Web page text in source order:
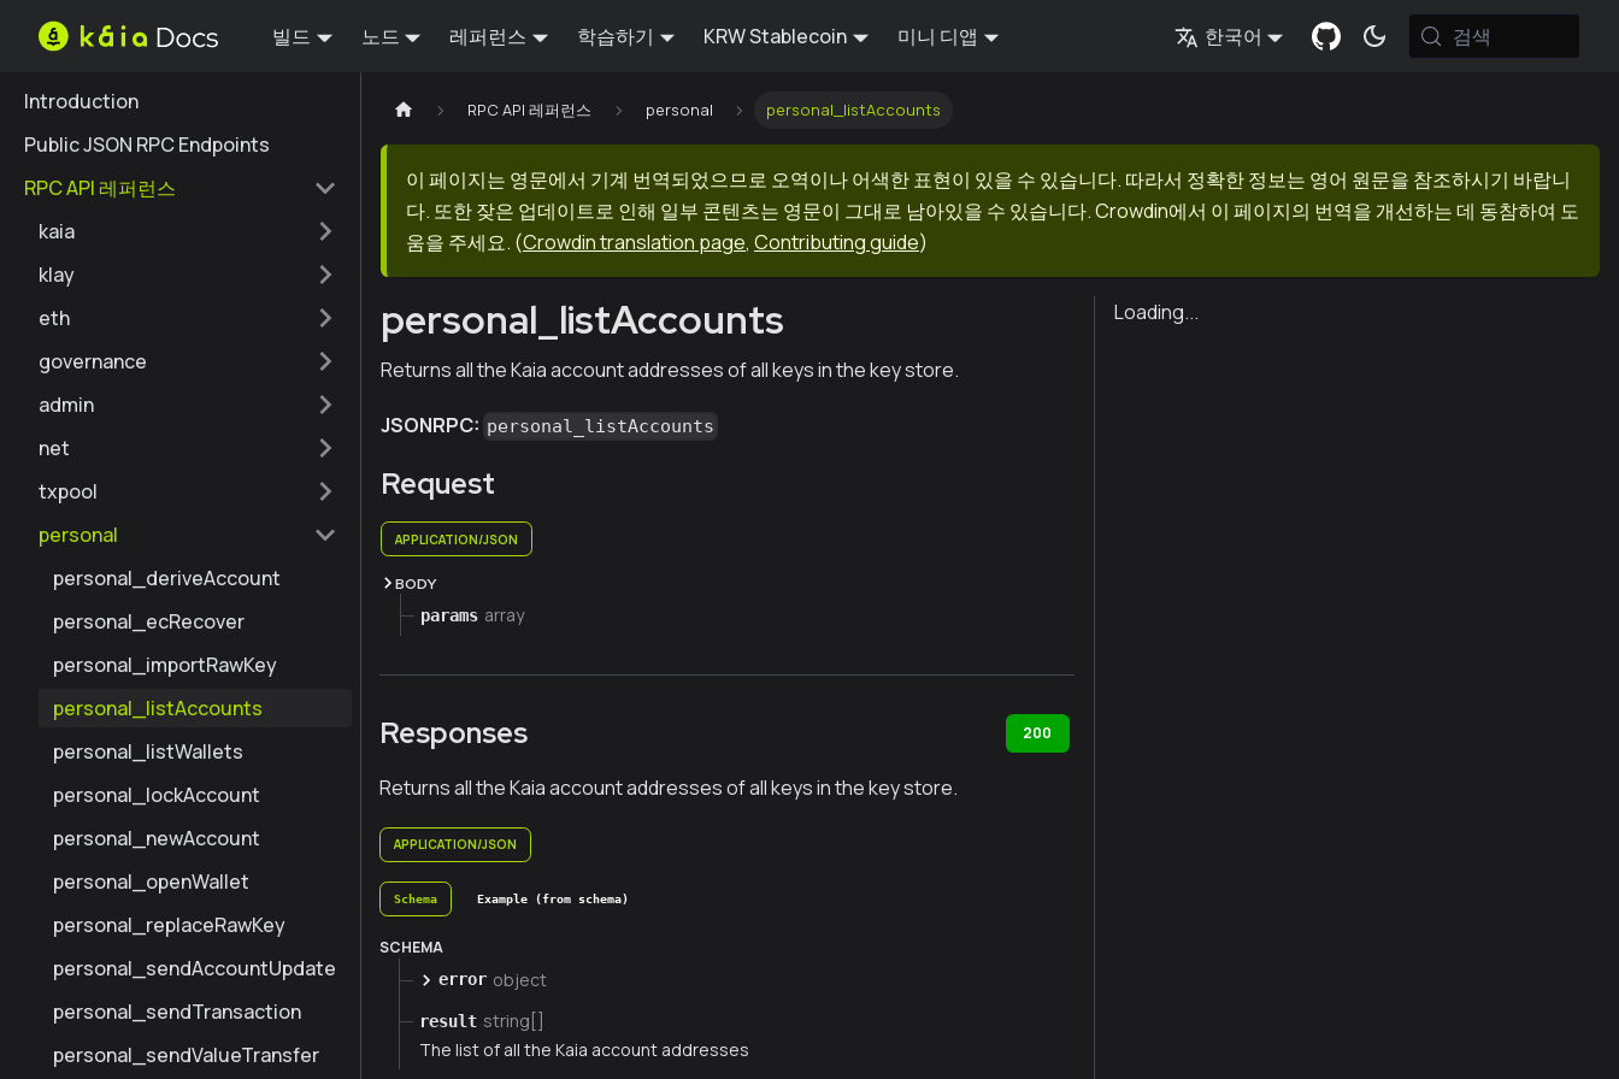
빌드 노드 레퍼런스 학습하기 KRW Stablecoin 미니 디앱 한국어 검색
Introduction
Public JSON RPC Endpoints
RPC API 레퍼런스
kaia
klay
eth
governance
admin
net
txpool
personal
personal_deriveAccount
personal_ecRecover
personal_importRawKey
personal_listAccounts
personal_listWallets
personal_lockAccount
personal_newAccount
personal_openWallet
personal_replaceRawKey
personal_sendAccountUpdate
personal_sendTransaction
personal_sendValueTransfer
RPC API 레퍼런스 personal personal_listAccounts
이 페이지는 영문에서 기계 번역되었으므로 오역이나 어색한 표현이 있을 수 있습니다. 따라서 정확한 정보는 영어 원문을 참조하시기 바랍니
다. 또한 잦은 업데이트로 인해 일부 콘텐츠는 영문이 그대로 남아있을 수 있습니다. Crowdin에서 이 페이지의 번역을 개선하는 데 동참하여 도
움을 주세요. (Crowdin translation page, Contributing guide)
personal_listAccounts
Returns all the Kaia account addresses of all keys in the key store.
JSONRPC: personal_listAccounts
Request
APPLICATION/JSON
BODY
params array
Responses 200
Returns all the Kaia account addresses of all keys in the key store.
APPLICATION/JSON
Schema Example (from schema)
SCHEMA
error object
result string[]
The list of all the Kaia account addresses
Loading...